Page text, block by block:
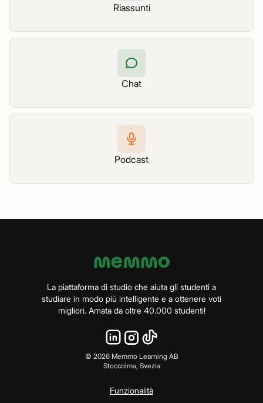
Riassunti
Chat
Podcast
La piattaforma di studio che aiuta gli studenti a
studiare in modo più intelligente e a ottenere voti
migliori. Amata da oltre 40.000 studenti!
© 2026Memmo Learning AB
Stoccolma, Svezia
Funzionalità